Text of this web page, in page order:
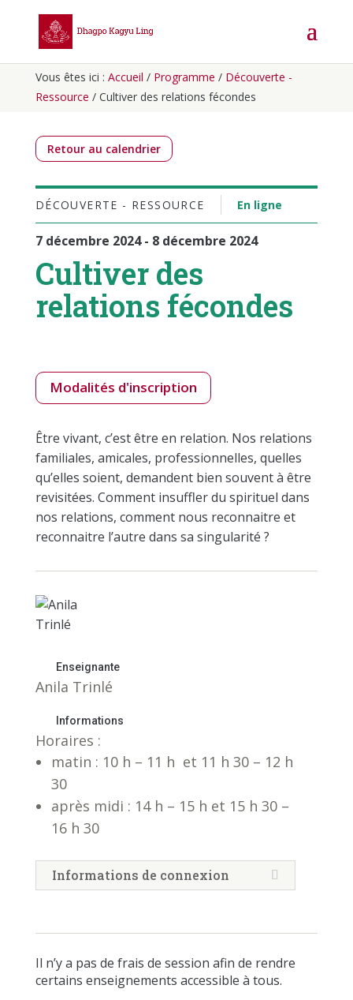
Vous êtes ici : Accueil / Programme / Découverte -
Ressource / Cultiver des relations fécondes
Retour au calendrier
DÉCOUVERTE - RESSOURCE En ligne
7 décembre 2024 - 8 décembre 2024
Cultiver des
relations fécondes
Modalités d'inscription
Être vivant, c’est être en relation. Nos relations
familiales, amicales, professionnelles, quelles
qu’elles soient, demandent bien souvent à être
revisitées. Comment insuffler du spirituel dans
nos relations, comment nous reconnaitre et
reconnaitre l’autre dans sa singularité ?
Enseignante
Anila Trinlé
Informations
Horaires :
matin : 10 h – 11 h et 11 h 30 – 12 h
30
après midi : 14 h – 15 h et 15 h 30 –
16 h 30
Informations de connexion
Il n’y a pas de frais de session afin de rendre
certains enseignements accessible à tous.